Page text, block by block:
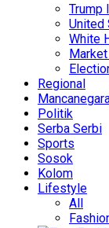
Trump
United
White
Regional
Politik
Serba Serbi
Sports
Sosok
Kolom
Lifestyle
All